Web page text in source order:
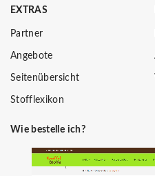
EXTRAS
Partner
Angebote
Seitenübersicht
Stofflexikon
Wie bestelle ich?